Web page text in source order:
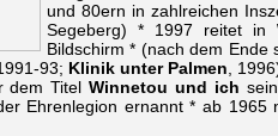
und 80ern in zahlreichen
Segeberg) * 1997 reitet in
Bildschirm * (nach dem Ende
1991-93; Klinik unter Palmen ,
dem TitelWinnetou und ich
Ehrenlegion ernannt * ab